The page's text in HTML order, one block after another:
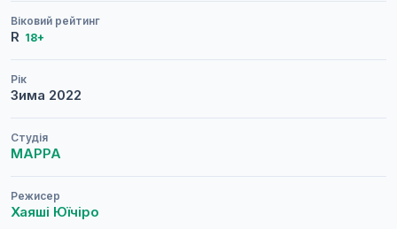
Віковий рейтинг
R 18+
Рік
Зима 2022
Студія
MAPPA
Режисер
Хаяші Юїчіро